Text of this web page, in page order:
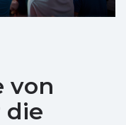
von
die